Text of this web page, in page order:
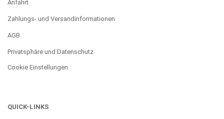
Anfahrt
Zahlungs- und Versandinformationen
AGB
Privatsphäre und Datenschutz
Cookie Einstellungen
QUICK-LINKS